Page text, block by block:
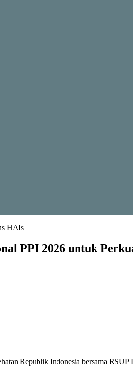
HAIs
PPI 2026 untuk
Republik Indonesia bersama RSUP